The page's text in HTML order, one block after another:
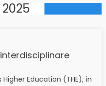
2025
Education (THE), în